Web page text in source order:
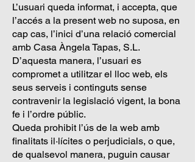
L’usuari queda informat, i accepta, que
l’accés a la present web no suposa, en
cap cas, l’inici d’una relació comercial
amb Casa Àngela Tapas, S.L.
D’aquesta manera, l’usuari es
compromet a utilitzar el lloc web, els
seus serveis i continguts sense
contravenir la legislació vigent, la bona
fe i l’ordre públic.
Queda prohibit l’ús de la web amb
finalitats il·lícites o perjudicials, o que,
de qualsevol manera, puguin causar